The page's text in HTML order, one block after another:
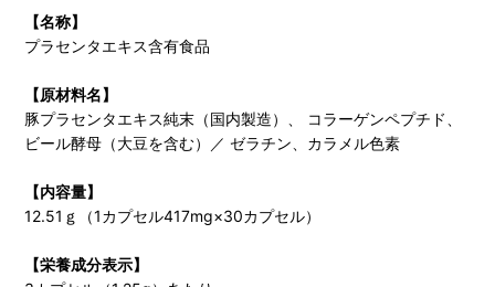
【名称】
プラセンタエキス含有食品
【原材料名】
豚プラセンタエキス純末（国内製造）、 コラーゲンペプチド、
ビール酵母（大豆を含む）／ ゼラチン、カラメル色素
【内容量】
12.51ｇ（1カプセル417mg×30カプセル）
【栄養成分表示】